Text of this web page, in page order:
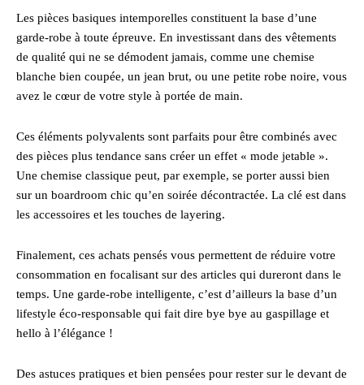
Les pièces basiques intemporelles constituent la base d’une
garde-robe à toute épreuve. En investissant dans des vêtements
de qualité qui ne se démodent jamais, comme une chemise
blanche bien coupée, un jean brut, ou une petite robe noire, vous
avez le cœur de votre style à portée de main.
Ces éléments polyvalents sont parfaits pour être combinés avec
des pièces plus tendance sans créer un effet « mode jetable ».
Une chemise classique peut, par exemple, se porter aussi bien
sur un boardroom chic qu’en soirée décontractée. La clé est dans
les accessoires et les touches de layering.
Finalement, ces achats pensés vous permettent de réduire votre
consommation en focalisant sur des articles qui dureront dans le
temps. Une garde-robe intelligente, c’est d’ailleurs la base d’un
lifestyle éco-responsable qui fait dire bye bye au gaspillage et
hello à l’élégance !
Des astuces pratiques et bien pensées pour rester sur le devant de